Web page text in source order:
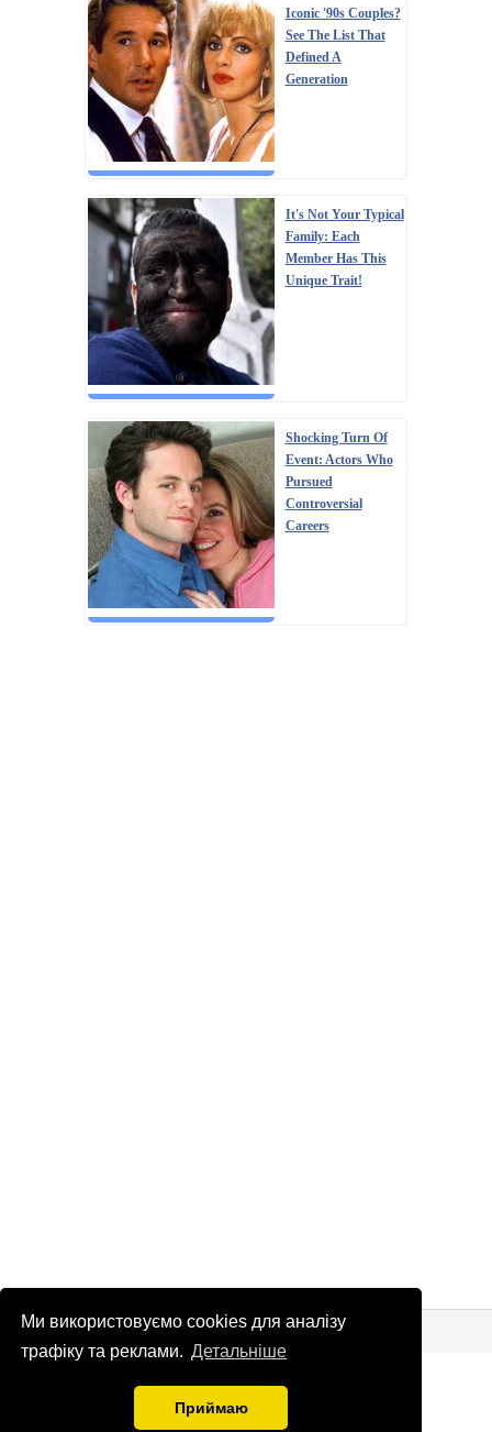
Ми використовуємо cookies для аналізу
трафіку та реклами. Детальніше
Приймаю
Iconic '90s Couples?
See The List That
Defined A
Generation
It's Not Your Typical
Family: Each
Member Has This
Unique Trait!
Shocking Turn Of
Event: Actors Who
Pursued
Controversial
Careers
© Патріоти України 2026
Правова інформація